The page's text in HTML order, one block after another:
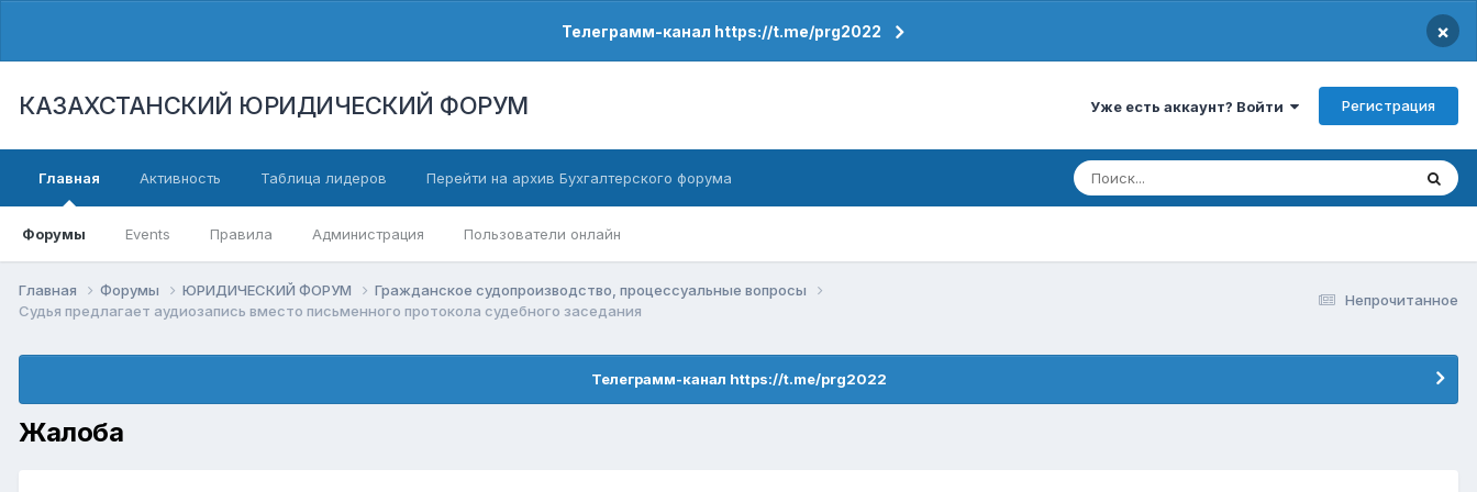
Телеграмм-канал https://t.me/prg2022 ×
КАЗАХСТАНСКИЙ ЮРИДИЧЕСКИЙ ФОРУМ Уже есть аккаунт? Войти Регистрация
Главная
Форумы Events Правила Администрация Пользователи онлайн
Активность Таблица лидеров Перейти на архив Бухгалтерского форума
Непрочитанное
Главная Форумы ЮРИДИЧЕСКИЙ ФОРУМ
Гражданское судопроизводство, процессуальные вопросы
Судья предлагает аудиозапись вместо письменного протокола судебного заседания
Телеграмм-канал https://t.me/prg2022
Жалоба